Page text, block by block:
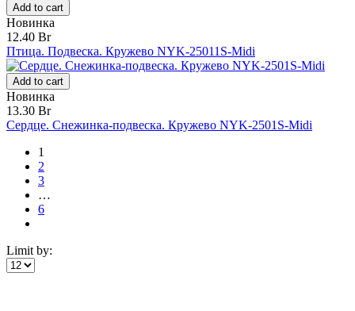
Add to cart
Новинка
12.40 Br
Птица. Подвеска. Кружево NYK-25011S-Midi
Add to cart
Новинка
13.30 Br
Сердце. Снежинка-подвеска. Кружево NYK-2501S-Midi
1
2
3
…
6
Limit by: